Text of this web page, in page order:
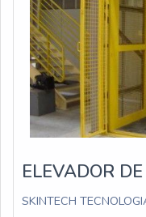
ELEVADOR
SKINTECH